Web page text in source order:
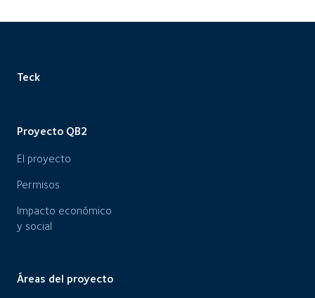
Teck
Proyecto QB2
El proyecto
Permisos
Impacto económico
y social
Áreas del proyecto